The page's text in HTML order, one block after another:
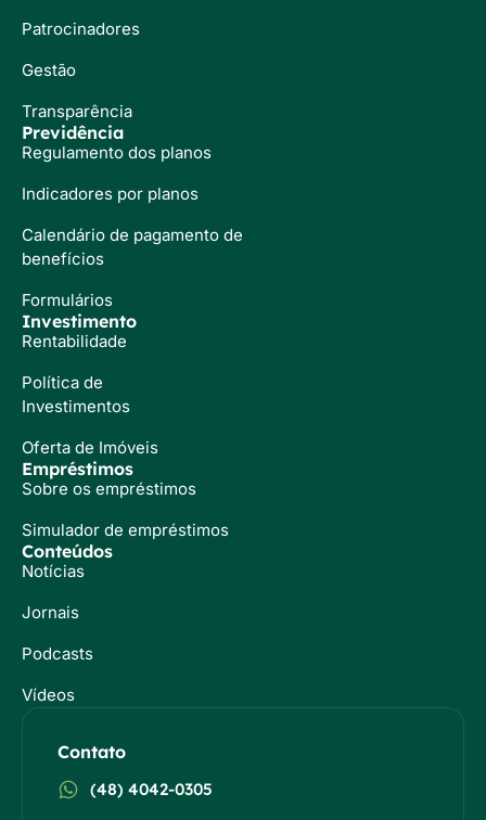
Patrocinadores
Gestão
Transparência
Previdência
Regulamento dos planos
Indicadores por planos
Calendário de pagamento de
benefícios
Formulários
Investimento
Rentabilidade
Política de
Investimentos
Oferta de Imóveis
Empréstimos
Sobre os empréstimos
Simulador de empréstimos
Conteúdos
Notícias
Jornais
Podcasts
Vídeos
Contato
(48) 4042-0305